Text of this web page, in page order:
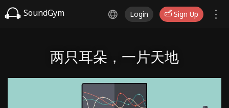
SoundGym Login Sign Up
两只耳朵，一片天地